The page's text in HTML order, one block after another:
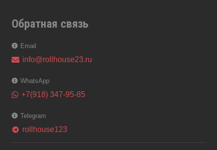
Обратная связь
Email
info@rollhouse23.ru
WhatsApp
+7(918) 347-95-85
Telegram
telegram rollhouse123